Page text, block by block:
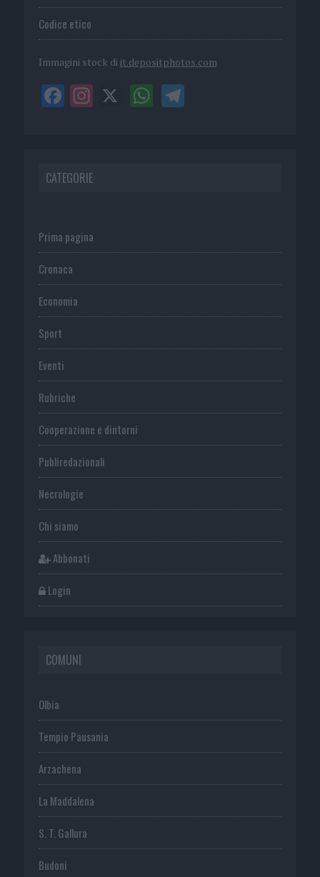
Codice etico
Immagini stock di it.depositphotos.com
CATEGORIE
Prima pagina
Cronaca
Economia
Sport
Eventi
Rubriche
Cooperazione e dintorni
Publiredazionali
Necrologie
Chi siamo
Abbonati
Login
COMUNI
Olbia
Tempio Pausania
Arzachena
La Maddalena
S. T. Gallura
Budoni